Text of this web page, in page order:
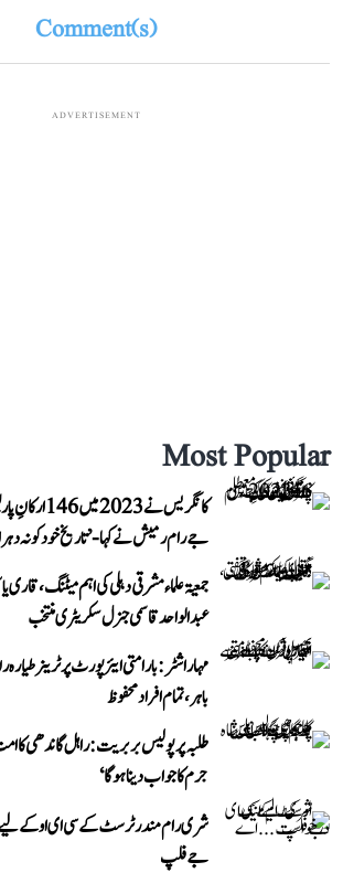
Comment(s)
ADVERTISEMENT
Most Popular
کانگریس نے
جے رام رمیش نے کہا- ’تاریخ خود کو نہ
جمعیۃ علماء مشرقی دہلی کی اہم میٹنگ،
عبد الواحد قاسمی جنرل سکریٹری منتخب
مہاراشٹر: بارامتی ایئرپورٹ پر ٹرینر
باہر، تمام افراد محفوظ
طلبہ پر پولیس بربریت: راہل گاندھی کا
جرم کا جواب دینا ہوگا‘
شری رام مندر ٹرسٹ کے سی ای او
جے فلپ